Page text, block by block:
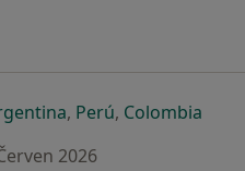
záložce
nové záložce
v nové záložce
se otevře v nové
, Perúse otevře v nové
, Colombiase
2026